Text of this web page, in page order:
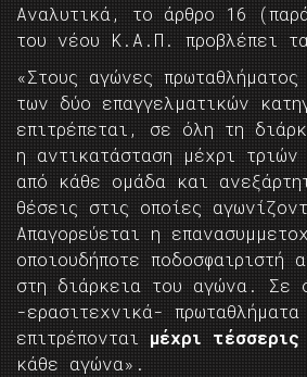
Αναλυτικά, το άρθρο 16
του νέου Κ.Α.Π. προβλέπει
«Στους αγώνες
των δύο επαγγελματικών
επιτρέπεται, σε όλη τη
η αντικατάσταση μέχρι τριών
από κάθε ομάδα και
θέσεις στις οποίες
Απαγορεύεται η
οποιουδήποτε ποδοσφαιριστή
στη διάρκεια του αγώνα. Σε
-ερασιτεχνικά-
επιτρέπονται μέχρι
κάθε αγώνα».